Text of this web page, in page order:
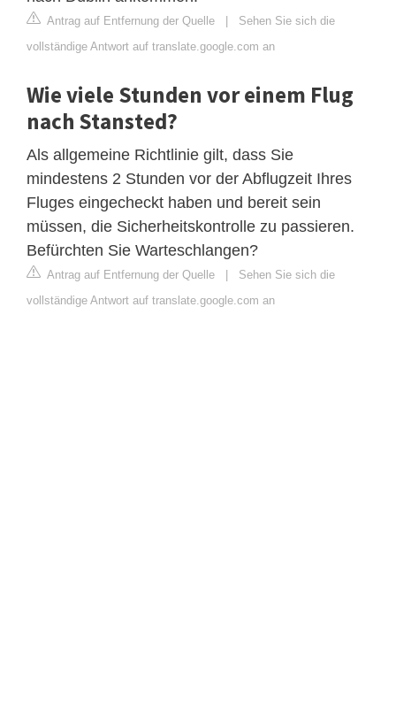
Antrag auf Entfernung der Quelle | Sehen Sie sich die
vollständige Antwort auf translate.google.com an
Wie viele Stunden vor einem Flug
nach Stansted?
Als allgemeine Richtlinie gilt, dass Sie
mindestens 2 Stunden vor der Abflugzeit Ihres
Fluges eingecheckt haben und bereit sein
müssen, die Sicherheitskontrolle zu passieren.
Befürchten Sie Warteschlangen?
Antrag auf Entfernung der Quelle | Sehen Sie sich die
vollständige Antwort auf translate.google.com an